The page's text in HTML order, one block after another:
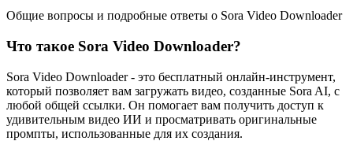
Общие вопросы и подробные ответы о Sora Video Downloader
Что такое Sora Video Downloader?
Sora Video Downloader - это бесплатный онлайн-инструмент,
который позволяет вам загружать видео, созданные Sora AI, с
любой общей ссылки. Он помогает вам получить доступ к
удивительным видео ИИ и просматривать оригинальные
промпты, использованные для их создания.